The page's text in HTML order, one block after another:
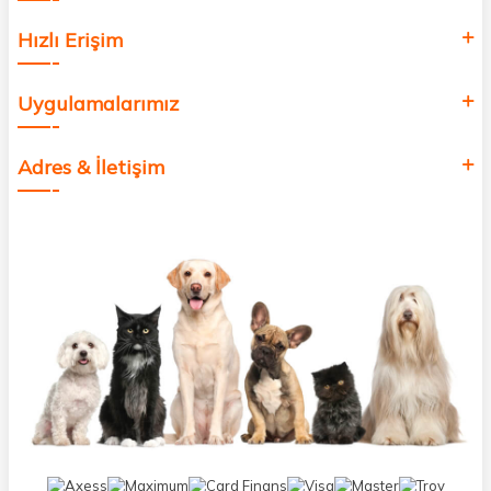
Hızlı Erişim
Uygulamalarımız
Adres & İletişim